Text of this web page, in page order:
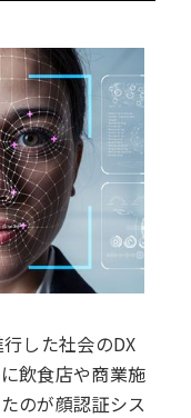
した社会のDX
飲食店や商業施
のが顔認証シス